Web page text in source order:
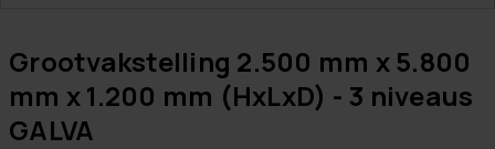
Grootvakstelling 2.500 mm x 5.800
mm x 1.200 mm (HxLxD) - 3 niveaus
GALVA